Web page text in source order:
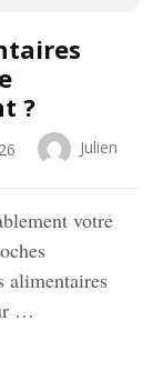
?
Julien
votre
alimentaires
…